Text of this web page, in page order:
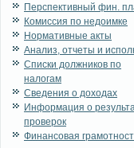
Перспективный фин.
Комиссия по недоимке
Нормативные акты
Анализ, отчеты и
Списки должников по
налогам
Сведения о доходах
Информация о
проверок
Финансовая